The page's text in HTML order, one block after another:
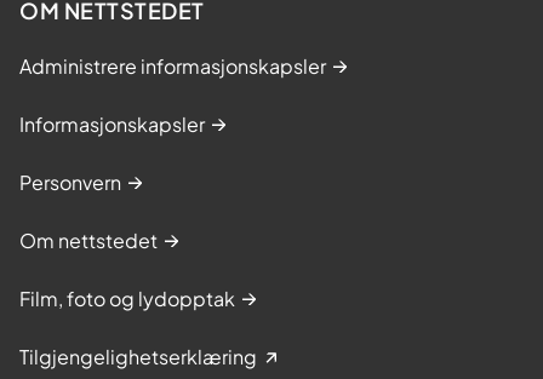
OM NETTSTEDET
Administrere informasjonskapsler
Informasjonskapsler
Personvern
Om nettstedet
Film, foto og lydopptak
Tilgjengelighetserklæring